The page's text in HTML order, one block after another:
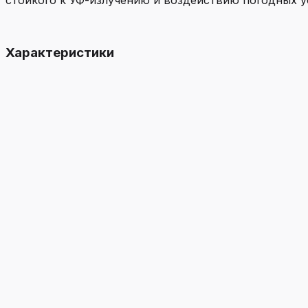
Характеристики